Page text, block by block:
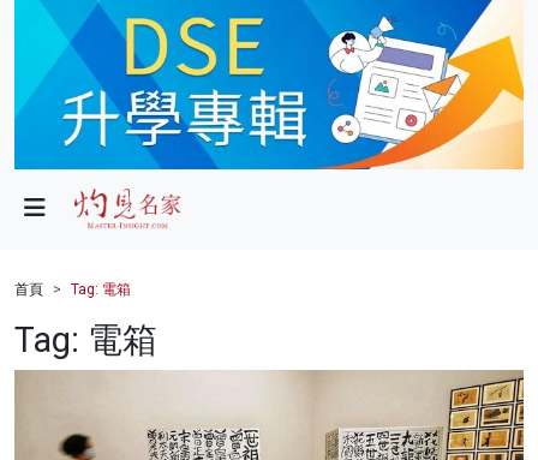
政局
財經
健康
首頁 Tag: 電箱
Tag: 電箱